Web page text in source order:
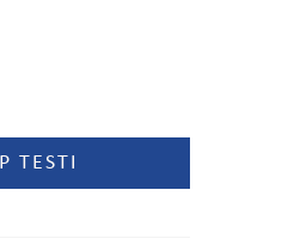
TESTI